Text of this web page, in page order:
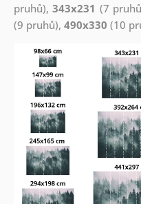
pruhů),343x231 (7
(9 pruhů), 490x330 (10